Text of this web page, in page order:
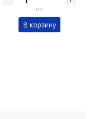
шт
В корзину